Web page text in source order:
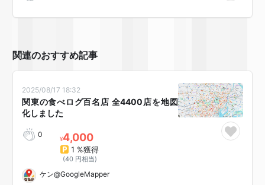
関連のおすすめ記事
2025/08/17 18:32
関東の食べログ百名店 全4400店を地図
化しました
0 ¥4,000
1 %獲得
(40 円相当)
ケン@GoogleMapper